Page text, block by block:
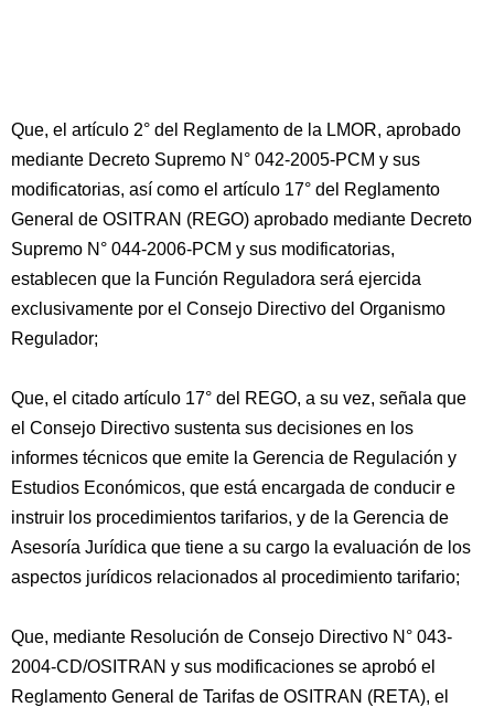
Que, el artículo 2° del Reglamento de la LMOR, aprobado
mediante Decreto Supremo N° 042-2005-PCM y sus
modificatorias, así como el artículo 17° del Reglamento
General de OSITRAN (REGO) aprobado mediante Decreto
Supremo N° 044-2006-PCM y sus modificatorias,
establecen que la Función Reguladora será ejercida
exclusivamente por el Consejo Directivo del Organismo
Regulador;
Que, el citado artículo 17° del REGO, a su vez, señala que
el Consejo Directivo sustenta sus decisiones en los
informes técnicos que emite la Gerencia de Regulación y
Estudios Económicos, que está encargada de conducir e
instruir los procedimientos tarifarios, y de la Gerencia de
Asesoría Jurídica que tiene a su cargo la evaluación de los
aspectos jurídicos relacionados al procedimiento tarifario;
Que, mediante Resolución de Consejo Directivo N° 043-
2004-CD/OSITRAN y sus modificaciones se aprobó el
Reglamento General de Tarifas de OSITRAN (RETA), el